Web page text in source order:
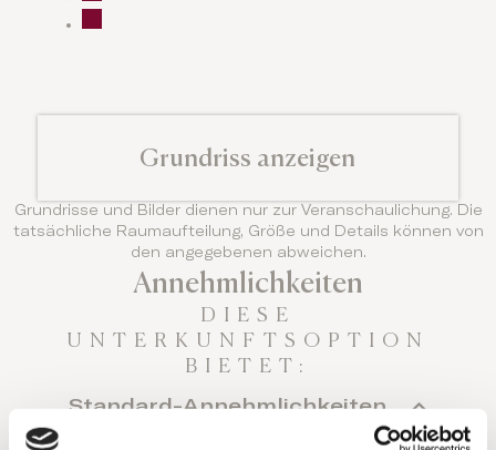
Grundriss anzeigen
Grundrisse und Bilder dienen nur zur Veranschaulichung. Die
tatsächliche Raumaufteilung, Größe und Details können von
den angegebenen abweichen.
Annehmlichkeiten
DIESE
UNTERKUNFTSOPTION
BIETET:
Standard-Annehmlichkeiten